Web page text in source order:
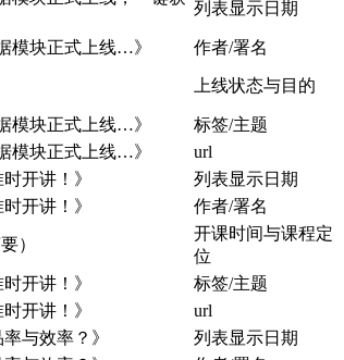
列表显示日期
模块正式上线…》 作者/署名
上线状态与目的
模块正式上线…》 标签/主题
模块正式上线…》
url
开讲！》
列表显示日期
开讲！》
作者/署名
）
开课时间与课程定
位
开讲！》 标签/主题
开讲！》
url
与效率？》
列表显示日期